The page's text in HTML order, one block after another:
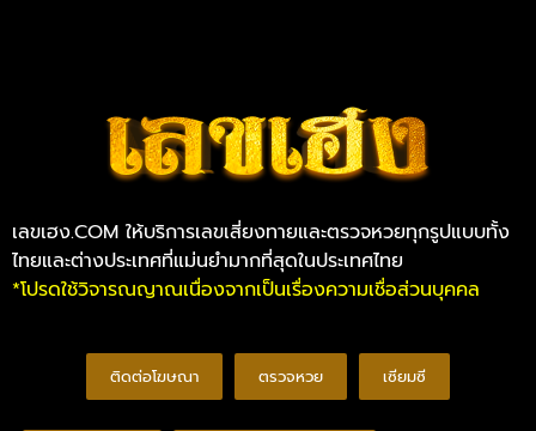
เลขเฮง.COM ให้บริการเลขเสี่ยงทายและตรวจหวยทุกรูปแบบทั้ง
ไทยและต่างประเทศที่แม่นยำมากที่สุดในประเทศไทย
*โปรดใช้วิจารณญาณเนื่องจากเป็นเรื่องความเชื่อส่วนบุคคล
ติดต่อโฆษณา ตรวจหวย เซียมซี